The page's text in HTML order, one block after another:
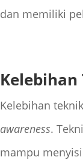
dan memiliki
Kelebihan
awareness.
mampu